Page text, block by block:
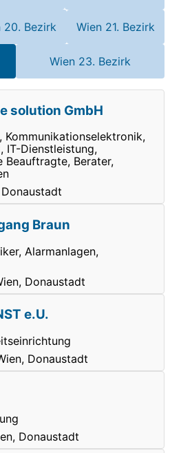
20. Bezirk Wien 21. Bezirk
Wien 23. Bezirk
solution GmbH
IT-Dienstleistung,
Beauftragte, Berater,
Braun
Alarmanlagen,
Donaustadt
e.U.
Donaustadt
Donaustadt